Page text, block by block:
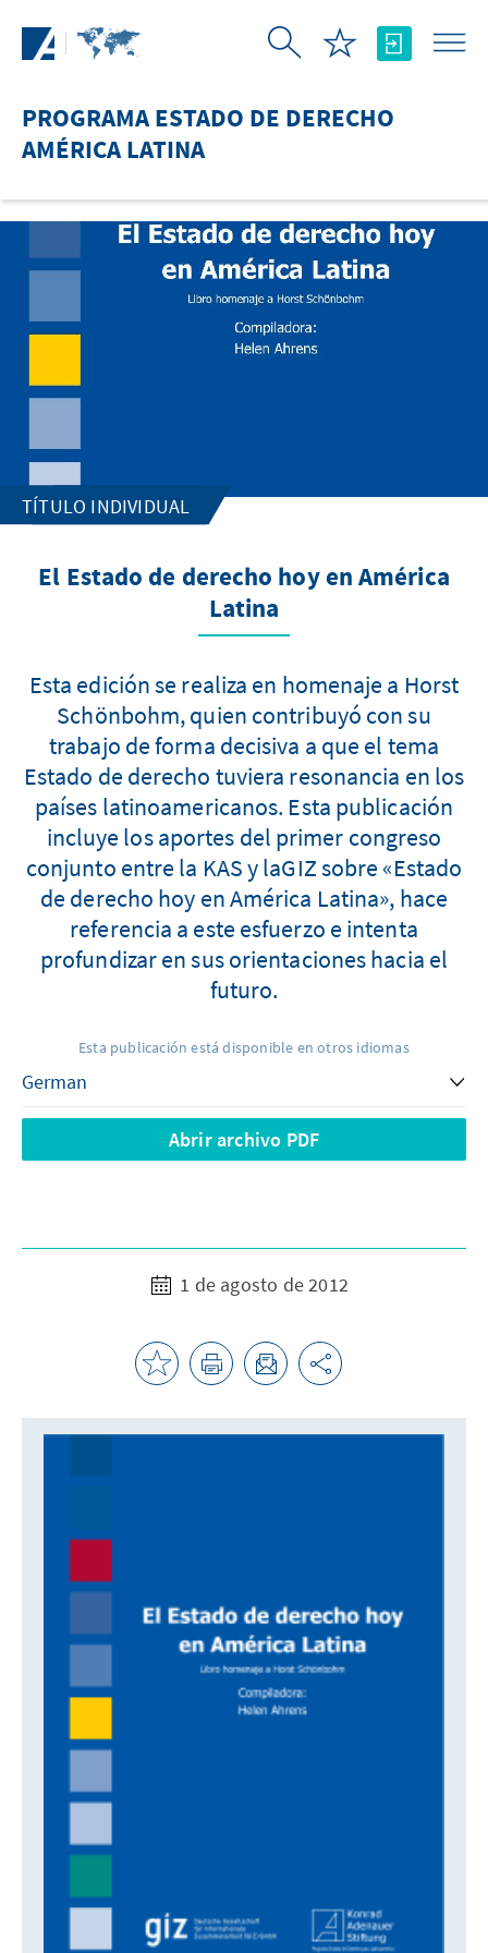
PROGRAMA ESTADO DE DERECHO
AMÉRICA LATINA
TÍTULO INDIVIDUAL
El Estado de derecho hoy en América
Latina
Esta edición se realiza en homenaje a Horst
Schönbohm, quien contribuyó con su
trabajo de forma decisiva a que el tema
Estado de derecho tuviera resonancia en los
países latinoamericanos. Esta publicación
incluye los aportes del primer congreso
conjunto entre la KAS y laGIZ sobre «Estado
de derecho hoy en América Latina», hace
referencia a este esfuerzo e intenta
profundizar en sus orientaciones hacia el
futuro.
Esta publicación está disponible en otros idiomas
Abrir archivo PDF
1 de agosto de 2012